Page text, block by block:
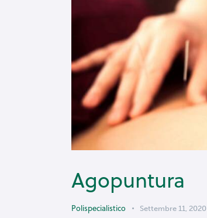
Agopuntura
Polispecialistico Settembre 11, 2020